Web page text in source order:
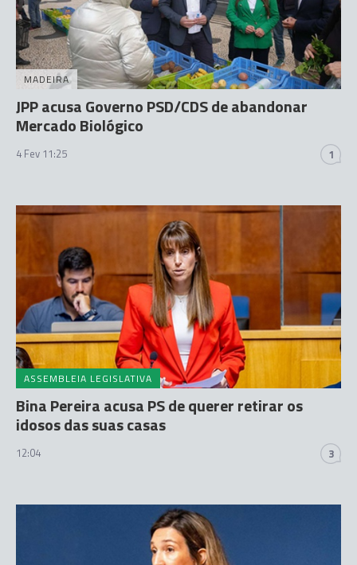
MADEIRA
JPP acusa Governo PSD/CDS de abandonar
Mercado Biológico
4 Fev 11:25 1
ASSEMBLEIA LEGISLATIVA
Bina Pereira acusa PS de querer retirar os
idosos das suas casas
12:04 3